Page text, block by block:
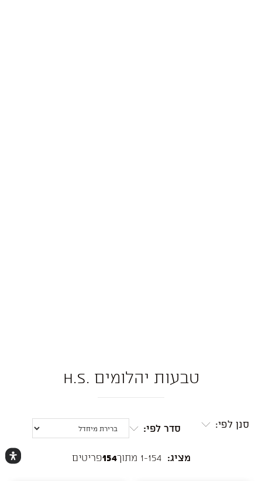
טבעות יהלומים .H.S
סנן לפי: סדר לפי:
מציג: 1-154 מתוך 154פריטים